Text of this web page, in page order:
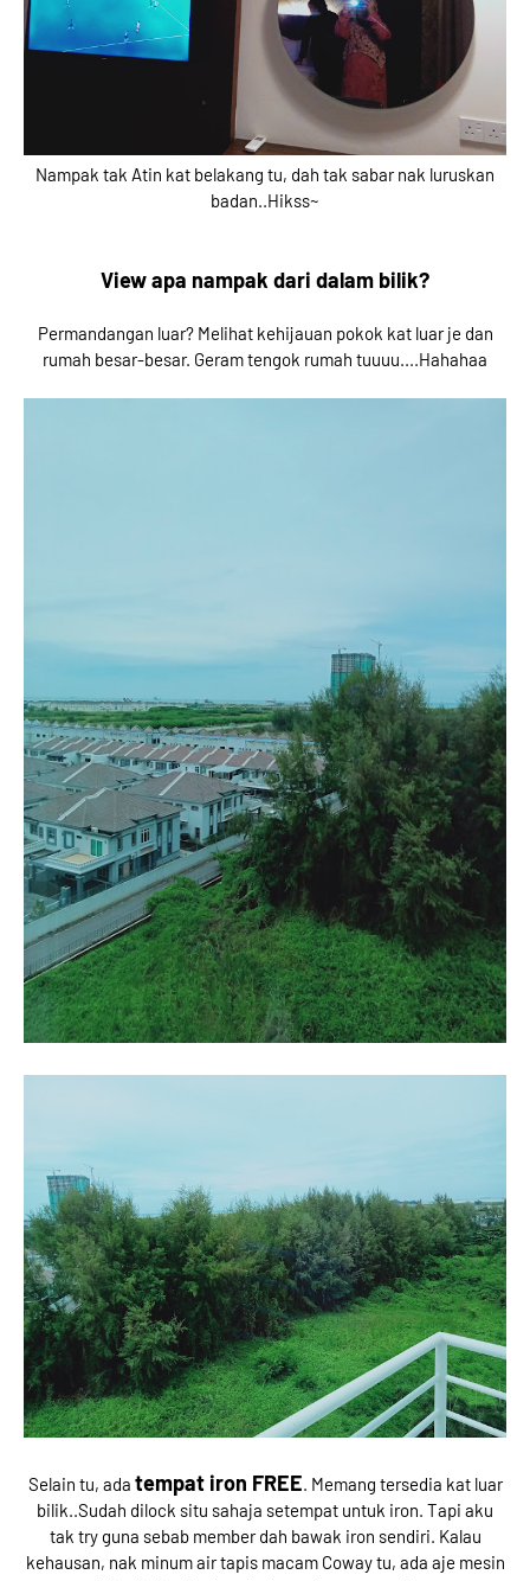
Nampak tak Atin kat belakang tu, dah tak sabar nak luruskan
badan..Hikss~
View apa nampak dari dalam bilik?
Permandangan luar? Melihat kehijauan pokok kat luar je dan
rumah besar-besar. Geram tengok rumah tuuuu....Hahahaa
Selain tu, ada tempat iron FREE. Memang tersedia kat luar
bilik..Sudah dilock situ sahaja setempat untuk iron. Tapi aku
tak try guna sebab member dah bawak iron sendiri. Kalau
kehausan, nak minum air tapis macam Coway tu, ada aje mesin